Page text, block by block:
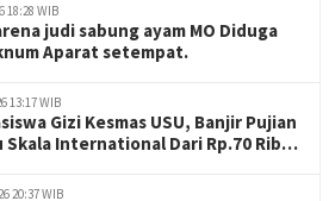
18:28 WIB
judi sabung ayam MO Diduga
Aparat setempat.
13:17 WIB
Gizi Kesmas USU, Banjir Pujian
Skala International Dari Rp.70 Ribu
20:37 WIB